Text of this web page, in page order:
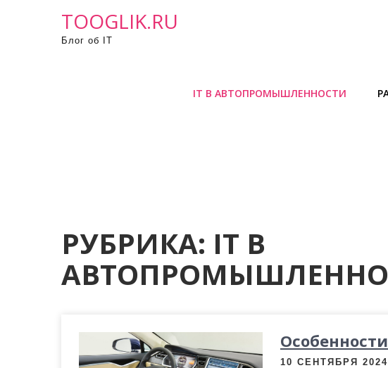
TOOGLIK.RU
Блог об IT
IT В АВТОПРОМЫШЛЕННОСТИ
РУБРИКА: IT В
10 СЕНТЯБРЯ 2024